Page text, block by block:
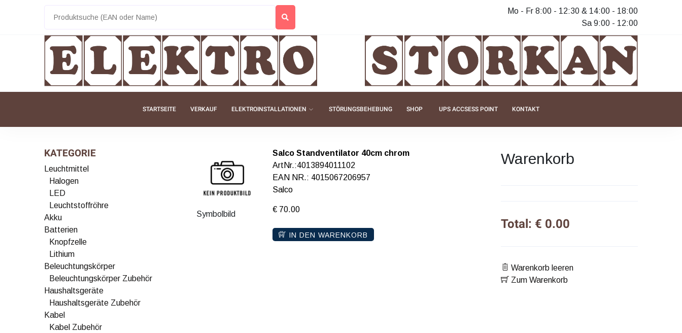
Mo - Fr 8:00 - 12:30 & 14:00 - 18:00
Sa 9:00 - 12:00
STARTSEITE VERKAUF ELEKTROINSTALLATIONEN STÖRUNGSBEHEBUNG SHOP UPS ACCSESS POINT KONTAKT
KATEGORIE
Leuchtmittel
Halogen
LED
Leuchtstoffröhre
Akku
Batterien
Knopfzelle
Lithium
Beleuchtungskörper
Beleuchtungskörper Zubehör
Haushaltsgeräte
Haushaltsgeräte Zubehör
Kabel
Kabel Zubehör
Symbolbild
Salco Standventilator 40cm chrom
ArtNr.:4013894011102
EAN NR.: 4015067206957
Salco
€ 70.00
IN DEN WARENKORB
Warenkorb
Total: € 0.00
Warenkorb leeren
Zum Warenkorb